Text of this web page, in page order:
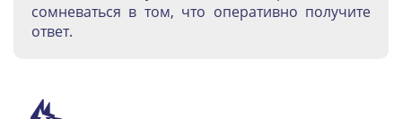
сомневаться в том, что оперативно получите
ответ.